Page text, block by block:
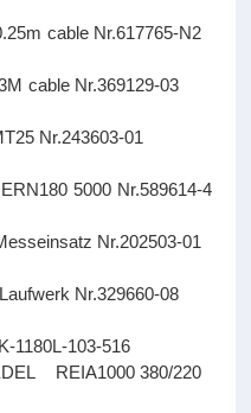
cable Nr.617765-N2
cable Nr.369129-03
MT25 Nr.243603-01
5000 Nr.589614-4
Nr.202503-01
Nr.329660-08
1180L-103-516
REIA1000 380/220